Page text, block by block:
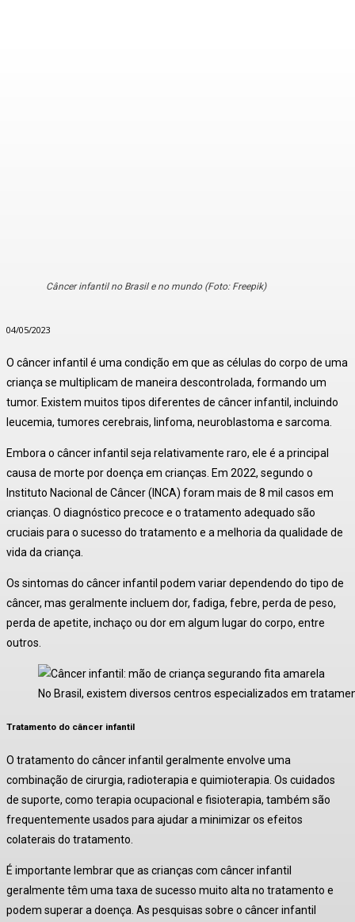
Câncer infantil no Brasil e no mundo (Foto: Freepik)
04/05/2023
O câncer infantil é uma condição em que as células do corpo de uma
criança se multiplicam de maneira descontrolada, formando um
tumor. Existem muitos tipos diferentes de câncer infantil, incluindo
leucemia, tumores cerebrais, linfoma, neuroblastoma e sarcoma.
Embora o câncer infantil seja relativamente raro, ele é a principal
causa de morte por doença em crianças. Em 2022, segundo o
Instituto Nacional de Câncer (INCA) foram mais de 8 mil casos em
crianças. O diagnóstico precoce e o tratamento adequado são
cruciais para o sucesso do tratamento e a melhoria da qualidade de
vida da criança.
Os sintomas do câncer infantil podem variar dependendo do tipo de
câncer, mas geralmente incluem dor, fadiga, febre, perda de peso,
perda de apetite, inchaço ou dor em algum lugar do corpo, entre
outros.
No Brasil, existem diversos centros especializados em
Tratamento do câncer infantil
O tratamento do câncer infantil geralmente envolve uma
combinação de cirurgia, radioterapia e quimioterapia. Os cuidados
de suporte, como terapia ocupacional e fisioterapia, também são
frequentemente usados para ajudar a minimizar os efeitos
colaterais do tratamento.
É importante lembrar que as crianças com câncer infantil
geralmente têm uma taxa de sucesso muito alta no tratamento e
podem superar a doença. As pesquisas sobre o câncer infantil